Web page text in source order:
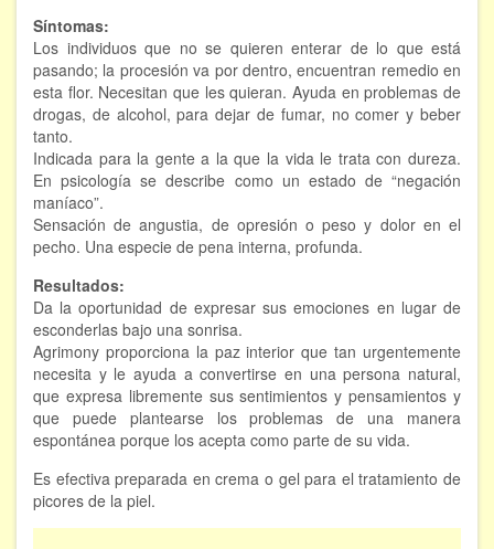
Síntomas:
Los individuos que no se quieren enterar de lo que está
pasando; la procesión va por dentro, encuentran remedio en
esta flor. Necesitan que les quieran. Ayuda en problemas de
drogas, de alcohol, para dejar de fumar, no comer y beber
tanto.
Indicada para la gente a la que la vida le trata con dureza.
En psicología se describe como un estado de “negación
maníaco”.
Sensación de angustia, de opresión o peso y dolor en el
pecho. Una especie de pena interna, profunda.
Resultados:
Da la oportunidad de expresar sus emociones en lugar de
esconderlas bajo una sonrisa.
Agrimony proporciona la paz interior que tan urgentemente
necesita y le ayuda a convertirse en una persona natural,
que expresa libremente sus sentimientos y pensamientos y
que puede plantearse los problemas de una manera
espontánea porque los acepta como parte de su vida.
Es efectiva preparada en crema o gel para el tratamiento de
picores de la piel.